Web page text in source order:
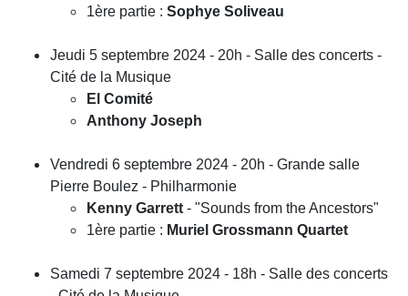
1ère partie : Sophye Soliveau
Jeudi 5 septembre 2024 - 20h - Salle des concerts -
Cité de la Musique
El Comité
Anthony Joseph
Vendredi 6 septembre 2024 - 20h - Grande salle
Pierre Boulez - Philharmonie
Kenny Garrett - "Sounds from the Ancestors"
1ère partie : Muriel Grossmann Quartet
Samedi 7 septembre 2024 - 18h - Salle des concerts